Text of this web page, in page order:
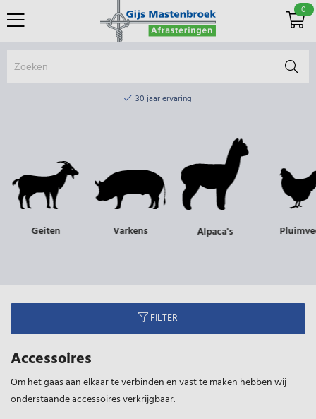
0
30 jaar ervaring
30 jaar ervaring
Elektrisch afrasteringsmateriaal gratis verzending vanaf €75
Geiten Varkens Alpaca's Pluimvee
FILTER
Accessoires
Om het gaas aan elkaar te verbinden en vast te maken hebben wij
onderstaande accessoires verkrijgbaar.